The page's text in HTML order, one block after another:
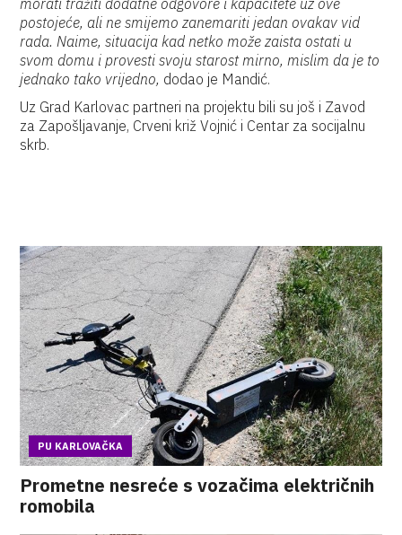
morati tražiti dodatne odgovore i kapacitete uz ove
postojeće, ali ne smijemo zanemariti jedan ovakav vid
rada. Naime, situacija kad netko može zaista ostati u
svom domu i provesti svoju starost mirno, mislim da je to
jednako tako vrijedno, dodao je Mandić.
Uz Grad Karlovac partneri na projektu bili su još i Zavod
za Zapošljavanje, Crveni križ Vojnić i Centar za socijalnu
skrb.
PU KARLOVAČKA
Prometne nesreće s vozačima električnih
romobila